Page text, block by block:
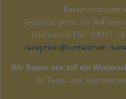
Telefon: 03991 1824-0
Fax: 03991 1824-400
rezeption@kurzentrum-waren.de
Vertreten durch
Stephan Gesell (Geschäftsführer)
Rezeptionsteam
jederzeit gerne für
telefonisch (Tel. 03991
rezeption@kurzentrum-
Wir freuen uns auf ein
Ihr Team vom